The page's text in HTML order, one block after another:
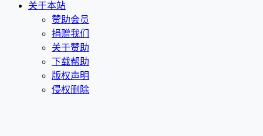
关于本站
赞助会员
捐赠我们
关于赞助
下载帮助
版权声明
侵权删除